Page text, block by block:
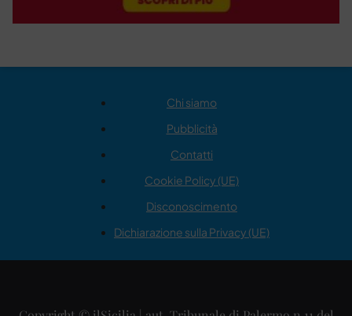
Chi siamo
Pubblicità
Contatti
Cookie Policy (UE)
Disconoscimento
Dichiarazione sulla Privacy (UE)